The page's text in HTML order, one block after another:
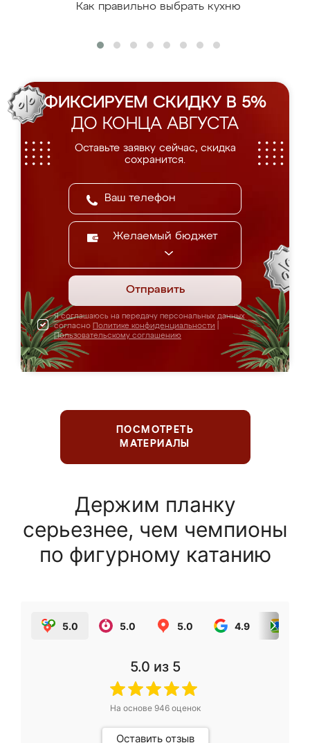
Как правильно выбрать кухню
ФИКСИРУЕМ СКИДКУ В 5%
ДО КОНЦА АВГУСТА
Оставьте заявку сейчас, скидка
сохранится.
Желаемый бюджет
Отправить
Я соглашаюсь на передачу персональных данных
согласно Политике конфиденциальности
Пользовательскому соглашению
ПОСМОТРЕТЬ
МАТЕРИАЛЫ
Держим планку
серьезнее, чем чемпионы
по фигурному катанию
5.0 5.0 5.0 4.9
5.0 из 5
На основе 946оценок
Оставить отзыв